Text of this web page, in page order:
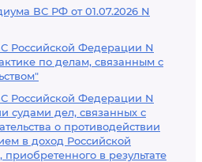
ВС РФ от 01.07.2026 N
Российской Федерации N
по делам, связанным с
Российской Федерации N
судами дел, связанных с
о противодействии
в доход Российской
в результате